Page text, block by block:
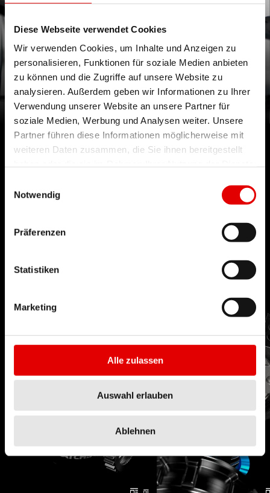
Diese Webseite verwendet Cookies
Wir verwenden Cookies, um Inhalte und Anzeigen zu
personalisieren, Funktionen für soziale Medien anbieten
zu können und die Zugriffe auf unsere Website zu
analysieren. Außerdem geben wir Informationen zu Ihrer
Verwendung unserer Website an unsere Partner für
soziale Medien, Werbung und Analysen weiter. Unsere
Partner führen diese Informationen möglicherweise mit
weiteren Daten zusammen, die Sie ihnen bereitgestellt
Notwendig
Präferenzen
Statistiken
Marketing
Alle zulassen
Auswahl erlauben
Ablehnen
DIE NEUEN HYBRID-NABEN
Für ausgedehnte eMTB-Abenteuer
Wir glauben an Ingenieurskunst und streben nach
Perfektion bei der Entwicklung neuer Produkte.
technologischen Grenzen immer weiter zu